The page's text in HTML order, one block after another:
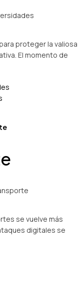
proteger la valiosa
El momento de
se vuelve más
digitales se